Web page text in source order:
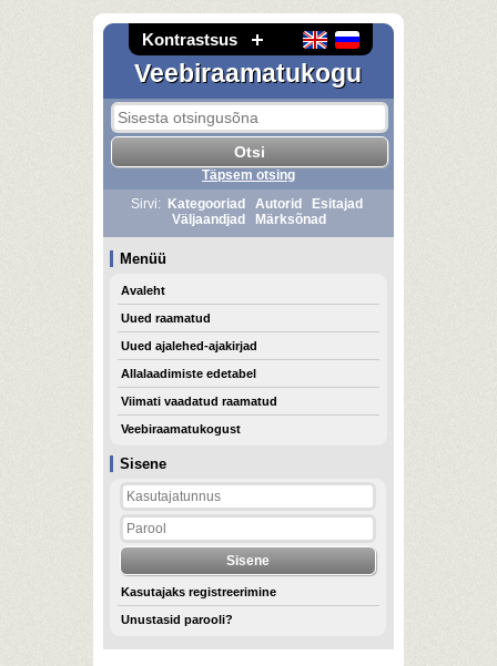
Kontrastsus
Veebiraamatukogu
Sisene
Kasutajaks registreerimine
Unustasid parooli?
Täpsem otsing
Sirvi:
Kategooriad Autorid
Esitajad
Väljaandjad
Märksõnad
Menüü
Avaleht
Uued raamatud
Uued ajalehed-ajakirjad
Allalaadimiste edetabel
Viimati vaadatud raamatud
Veebiraamatukogust